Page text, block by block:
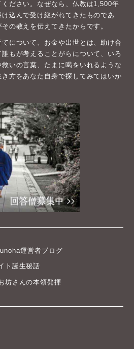
ださい。なぜなら、仏教は1,500年
込んで受け継がれてきたものであ
の教えを伝えてきたからです。
について、お金や出世とは、助け合
もが考えることがらについて、いろ
いの言葉、たまに喝をいれるような
方をあなた自身で探してみてはいか
運営者ブログ
ト誕生秘話
坊さんの本領発揮